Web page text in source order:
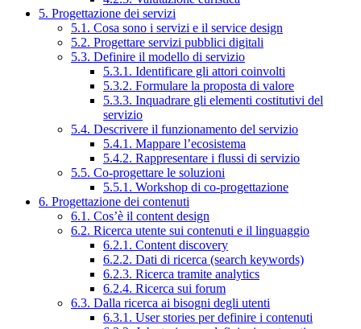
5. Progettazione dei servizi
5.1. Cosa sono i servizi e il service design
5.2. Progettare servizi pubblici digitali
5.3. Definire il modello di servizio
5.3.1. Identificare gli attori coinvolti
5.3.2. Formulare la proposta di valore
5.3.3. Inquadrare gli elementi costitutivi del
servizio
5.4. Descrivere il funzionamento del servizio
5.4.1. Mappare l’ecosistema
5.4.2. Rappresentare i flussi di servizio
5.5. Co-progettare le soluzioni
5.5.1. Workshop di co-progettazione
6. Progettazione dei contenuti
6.1. Cos’è il content design
6.2. Ricerca utente sui contenuti e il linguaggio
6.2.1. Content discovery
6.2.2. Dati di ricerca (search keywords)
6.2.3. Ricerca tramite analytics
6.2.4. Ricerca sui forum
6.3. Dalla ricerca ai bisogni degli utenti
6.3.1. User stories per definire i contenuti